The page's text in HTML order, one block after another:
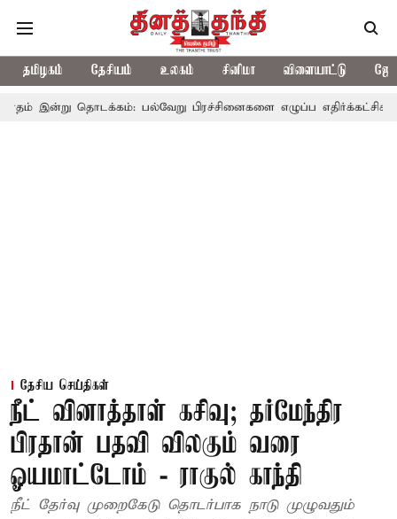
தமிழகம் தேசியம் உலகம் சினிமா விளையாட்டு
பல்வேறு பிரச்சினைகளை எழுப்ப எதிர்க்கட்சிகள் திட்டம்
தேசிய செய்திகள்
நீட் வினாத்தாள் கசிவு; தர்மேந்திர
பிரதான் பதவி விலகும் வரை
ஓயமாட்டோம் - ராகுல் காந்தி
நீட் தேர்வு முறைகேடு தொடர்பாக நாடு முழுவதும்